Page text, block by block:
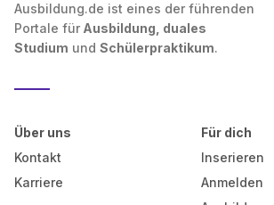
Ausbildung.de ist eines der führenden
Portale für Ausbildung, duales
Studium und Schülerpraktikum.
Über uns
Kontakt
Karriere
Für dich
Inserieren
Anmelden